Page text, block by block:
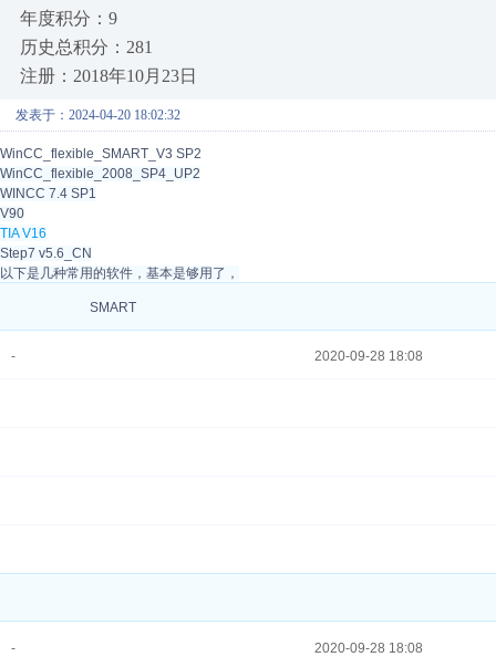
年度积分：9
历史总积分：281
注册：2018年10月23日
发表于：2024-04-20 18:02:32
WinCC_flexible_SMART_V3 SP2
WinCC_flexible_2008_SP4_UP2
WINCC 7.4 SP1
V90
TIA V16
Step7 v5.6_CN
以下是几种常用的软件，基本是够用了，
SMART
- 2020-09-28 18:08
- 2020-09-28 18:08